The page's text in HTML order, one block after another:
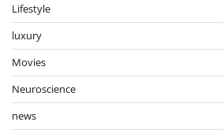
Lifestyle
luxury
Movies
Neuroscience
news